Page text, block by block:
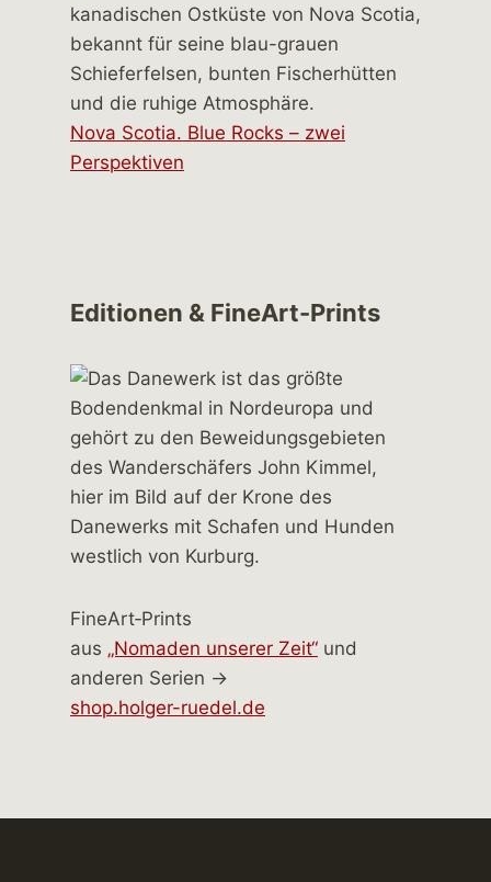
Nova Scotia. Blue Rocks – zwei
Perspektiven
Editionen & FineArt-Prints
FineArt‑Prints
aus „Nomaden unserer Zeit“ und
anderen Serien →
shop.holger-ruedel.de